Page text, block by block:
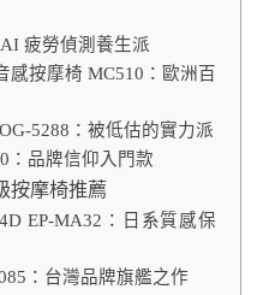
疲勞偵測養生派
感按摩椅 MC510：歐洲百
5288：被低估的實力派
：品牌信仰入門款
按摩椅推薦
EP-MA32：日系質感保
：台灣品牌旗艦之作